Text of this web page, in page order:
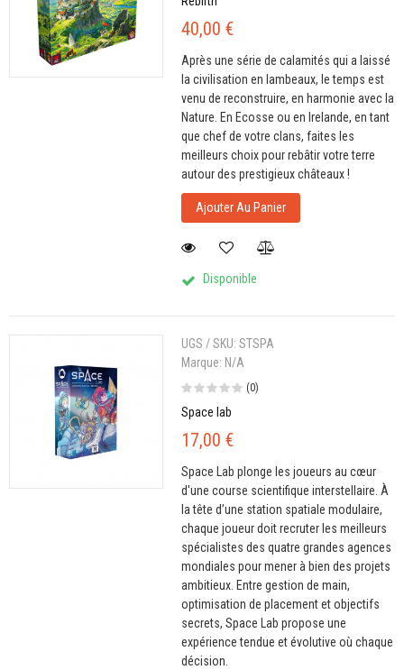
40,00 €
Après une série de calamités qui a laissé
la civilisation en lambeaux, le temps est
venu de reconstruire, en harmonie avec la
Nature. En Ecosse ou en Irelande, en tant
que chef de votre clans, faites les
meilleurs choix pour rebâtir votre terre
autour des prestigieux châteaux !
Ajouter Au Panier
Disponible
UGS / SKU:STSPA
Marque: N/A
(0)
Space lab
17,00 €
Space Lab plonge les joueurs au cœur
d'une course scientifique interstellaire. À
la tête d’une station spatiale modulaire,
chaque joueur doit recruter les meilleurs
spécialistes des quatre grandes agences
mondiales pour mener à bien des projets
ambitieux. Entre gestion de main,
optimisation de placement et objectifs
secrets, Space Lab propose une
expérience tendue et évolutive où chaque
décision.